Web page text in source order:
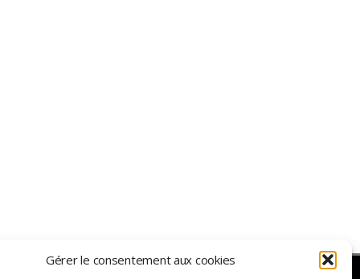
Gérer le consentement aux cookies